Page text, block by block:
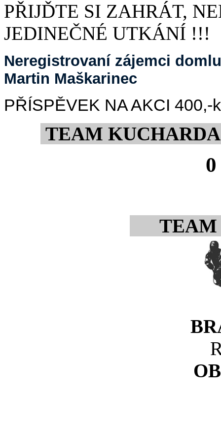
PŘIJĎTE SI ZAHRÁT,
JEDINEČNÉ UTKÁNÍ !!!
Neregistrovaní zájemci
Martin Maškarinec
PŘÍSPĚVEK NA AKCI 400,-
TEAM KUCHARDA
TEAM